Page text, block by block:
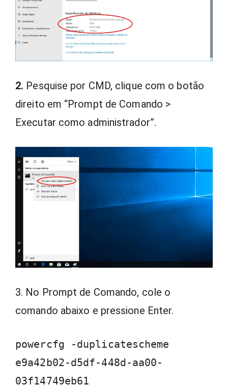
2. Pesquise por CMD, clique com o botão
direito em “Prompt de Comando >
Executar como administrador”.
3. No Prompt de Comando, cole o
comando abaixo e pressione Enter.
powercfg -duplicatescheme
e9a42b02-d5df-448d-aa00-
03f14749eb61